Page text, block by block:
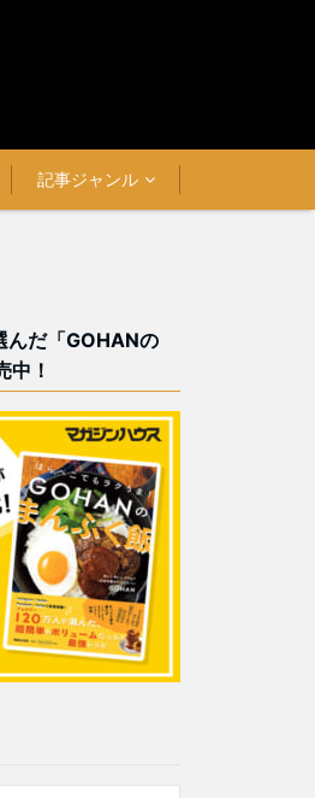
記事ジャンル
んだ「GOHANの
中！